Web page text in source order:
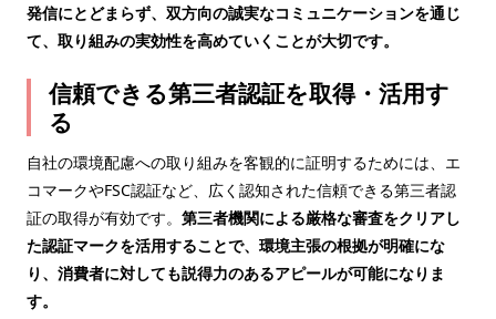
発信にとどまらず、双方向の誠実なコミュニケーションを通じ
て、取り組みの実効性を高めていくことが大切です。
信頼できる第三者認証を取得・活用す
る
自社の環境配慮への取り組みを客観的に証明するためには、エ
コマークやFSC認証など、広く認知された信頼できる第三者認
証の取得が有効です。 第三者機関による厳格な審査をクリアし
た認証マークを活用することで、環境主張の根拠が明確にな
り、消費者に対しても説得力のあるアピールが可能になりま
す。